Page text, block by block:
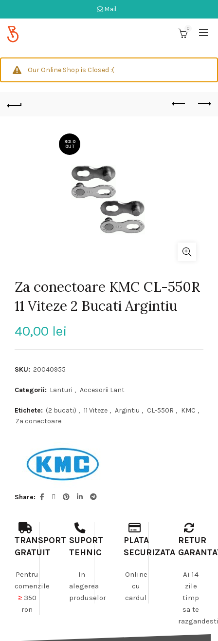
Mail
0
Our Online Shop is Closed :(
SOLD
OUT
Za conectoare KMC CL-550R
11 Viteze 2 Bucati Argintiu
40,00 lei
SKU: 20040955
Categorii: Lanturi , Accesorii Lant
Etichete: (2 bucati) , 11 Viteze , Argintiu , CL-550R , KMC ,
Za conectoare
Share
TRANSPORT
GRATUIT
Pentru
comenzile
≥350
ron
SUPORT
TEHNIC
In
alegerea
produselor
PLATA
SECURIZATA
Online
cu
cardul
RETUR
Ai 14
zile
timp
sa te